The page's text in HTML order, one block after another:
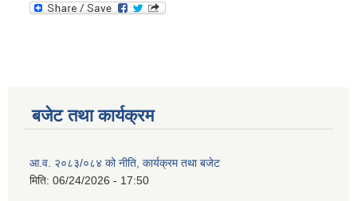
बजेट तथा कार्यक्रम
आ.व. २०८३/०८४ को नीति, कार्यक्रम तथा बजेट
मिति: 06/24/2026 - 17:50